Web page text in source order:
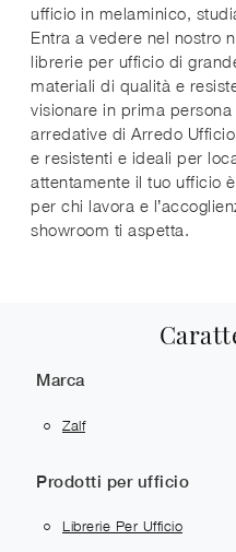
ufficio in melaminico,
Entra a vedere nel nostro
librerie per ufficio di
materiali di qualità e
visionare in prima
arredative di Arredo
e resistenti e ideali per
attentamente il tuo ufficio
per chi lavora e
showroom ti aspetta.
Marca
Zalf
Prodotti per ufficio
Librerie Per Ufficio